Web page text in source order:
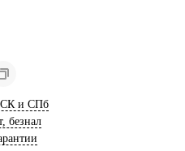
и СПб
безнал